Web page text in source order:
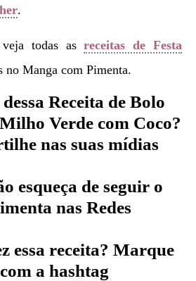
.
todas asreceitas de Festa
no Manga com Pimenta.
Receita de Bolo
Verde com Coco?
nas suas mídias
esqueça de seguir o
nas Redes
essa receita? Marque
a hashtag